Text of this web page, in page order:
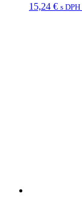
15,24 € s DPH